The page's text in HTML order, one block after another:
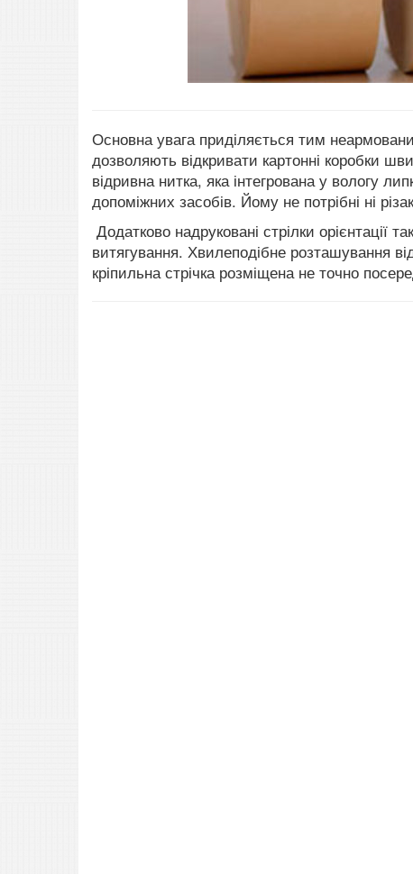
Основна увага приділяється тим
дозволяють відкривати картонні коробки
відривна нитка, яка інтегрована у вологу
допоміжних засобів. Йому не потрібні ні
Додатково надруковані стрілки
витягування. Хвилеподібне розташування
кріпильна стрічка розміщена не точно